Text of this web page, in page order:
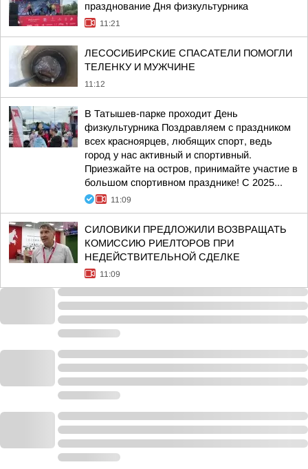
празднование Дня физкультурника
11:21
ЛЕСОСИБИРСКИЕ СПАСАТЕЛИ ПОМОГЛИ
ТЕЛЕНКУ И МУЖЧИНЕ
11:12
В Татышев-парке проходит День
физкультурника Поздравляем с праздником
всех красноярцев, любящих спорт, ведь
город у нас активный и спортивный.
Приезжайте на остров, принимайте участие в
большом спортивном празднике! С 2025...
11:09
СИЛОВИКИ ПРЕДЛОЖИЛИ ВОЗВРАЩАТЬ
КОМИССИЮ РИЕЛТОРОВ ПРИ
НЕДЕЙСТВИТЕЛЬНОЙ СДЕЛКЕ
11:09